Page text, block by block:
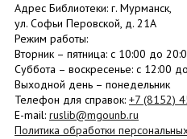
Адрес Библиотеки: г. Мурманск,
ул. Софьи Перовской, д. 21А
Режим работы:
Вторник – пятница: с 10:00 до
Суббота – воскресенье: c 12:00
Выходной день – понедельник
Телефон для справок: +7 (8152)
E-mail: ruslib@mgounb.ru
Политика обработки